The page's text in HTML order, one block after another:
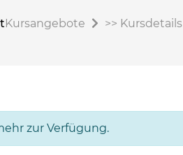
Kursangebote >> Kursdetails
zur Verfügung.